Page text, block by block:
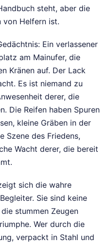
steht, aber die
von Helfern ist.
Ein verlassener
am Mainufer, die
Kränen auf. Der Lack
Es ist niemand zu
derer, die
Die Reifen haben Spuren
kleine Gräben in der
Szene des Friedens,
Wacht derer, die bereit
sich die wahre
Sie sind keine
stummen Zeugen
Wer durch die
verpackt in Stahl und